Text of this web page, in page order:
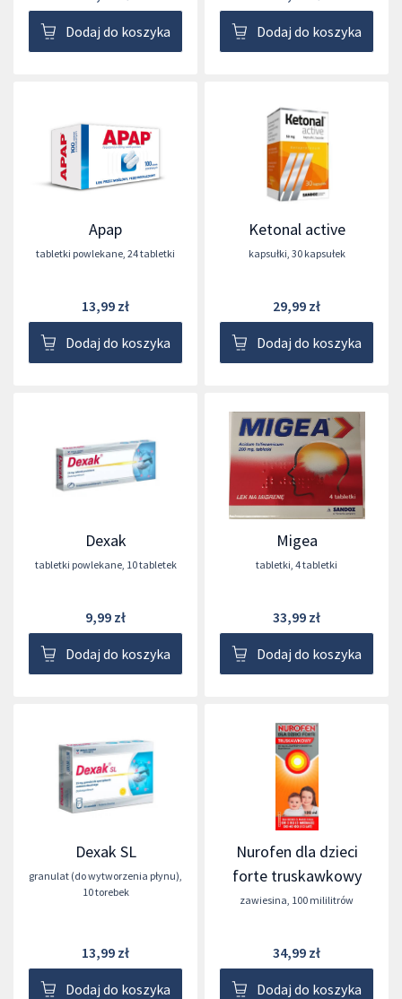
Dodaj do koszyka Dodaj do koszyka
Apap
tabletki powlekane 24 tabletki
13,99 zł
Dodaj do koszyka
Ketonal active
kapsułki 30 kapsułek
29,99 zł
Dodaj do koszyka
Dexak
tabletki powlekane, 10 tabletek
9,99 zł
Dodaj do koszyka
Migea
tabletki 4 tabletki
33,99 zł
Dodaj do koszyka
Dexak SL
granulat (do wytworzenia płynu)
10 torebek
13,99 zł
Dodaj do koszyka
Nurofen dla dzieci
forte truskawkowy
zawiesina 100 mililitrów
34,99 zł
Dodaj do koszyka